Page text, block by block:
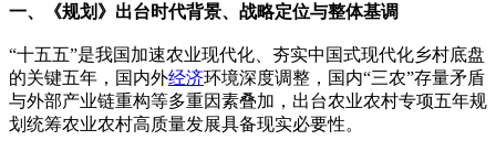
一、《规划》出台时代背景、战略定位与整体基调
“十五五”是我国加速农业现代化、夯实中国式现代化乡村底盘
的关键五年，国内外经济环境深度调整，国内“三农”存量矛盾
与外部产业链重构等多重因素叠加，出台农业农村专项五年规
划统筹农业农村高质量发展具备现实必要性。